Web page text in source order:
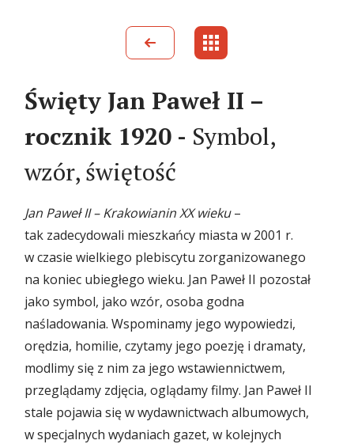
Święty Jan Paweł II –
rocznik 1920 - Symbol,
wzór, świętość
Jan Paweł II – Krakowianin XX wieku–
tak zadecydowali mieszkańcy miasta w 2001 r.
w czasie wielkiego plebiscytu zorganizowanego
na koniec ubiegłego wieku. Jan Paweł II pozostał
jako symbol, jako wzór, osoba godna
naśladowania. Wspominamy jego wypowiedzi,
orędzia, homilie, czytamy jego poezję i dramaty,
modlimy się z nim za jego wstawiennictwem,
przeglądamy zdjęcia, oglądamy filmy. Jan Paweł II
stale pojawia się w wydawnictwach albumowych,
w specjalnych wydaniach gazet, w kolejnych